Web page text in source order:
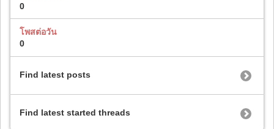
0
โพสต่อวัน
0
Find latest posts
Find latest started threads